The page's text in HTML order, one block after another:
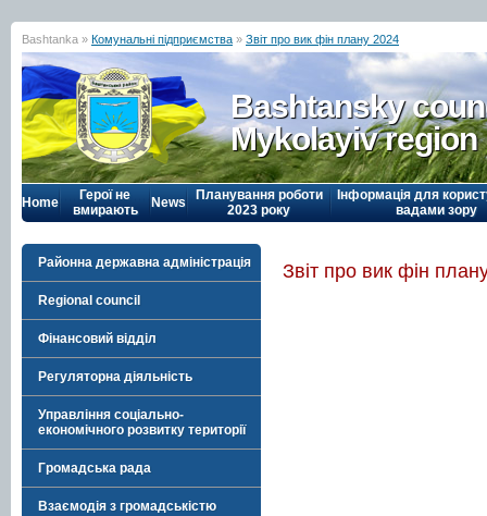
Bashtanka » Комунальні підприємства » Звіт про вик фін плану 2024
Bashtansky
Mykolayiv region
Home
Герої не
вмирають
News
Планування роботи
2023 року
Інформація для
вадами зору
Районна державна адміністрація
Regional council
Фінансовий відділ
Регуляторна діяльність
Управління соціально-
економічного розвитку території
Громадська рада
Взаємодія з громадськістю
Звіт про вик фін